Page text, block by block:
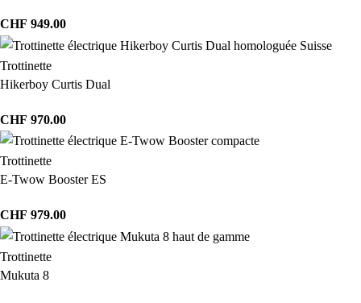
CHF 949.00
Trottinette
Hikerboy Curtis Dual
CHF 970.00
Trottinette
E-Twow Booster ES
CHF 979.00
Trottinette
Mukuta 8